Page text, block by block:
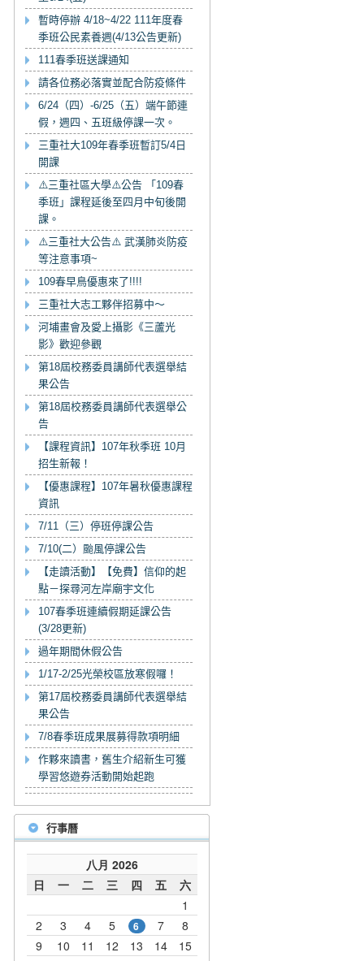
暫時停辦 4/18~4/22 111年度春
季班公民素養週(4/13公告更新)
111春季班送課通知
請各位務必落實並配合防疫條件
6/24（四）-6/25（五）端午節連
假，週四、五班級停課一次。
三重社大109年春季班暫訂5/4日
開課
⚠️三重社區大學⚠️公告 「109春
季班」課程延後至四月中旬後開
課。
⚠️三重社大公告⚠️ 武漢肺炎防疫
等注意事項~
109春早鳥優惠來了!!!!
三重社大志工夥伴招募中～
河埔畫會及愛上攝影《三蘆光
影》歡迎參觀
第18屆校務委員講師代表選舉結
果公告
第18屆校務委員講師代表選舉公
告
【課程資訊】107年秋季班 10月
招生新報！
【優惠課程】107年暑秋優惠課程
資訊
7/11（三）停班停課公告
7/10(二）颱風停課公告
【走讀活動】【免費】信仰的起
點－探尋河左岸廟宇文化
107春季班連續假期延課公告
(3/28更新)
過年期間休假公告
1/17-2/25光榮校區放寒假囉！
第17屆校務委員講師代表選舉結
果公告
7/8春季班成果展募得款項明細
作夥來讀書，舊生介紹新生可獲
學習悠遊券活動開始起跑
行事曆